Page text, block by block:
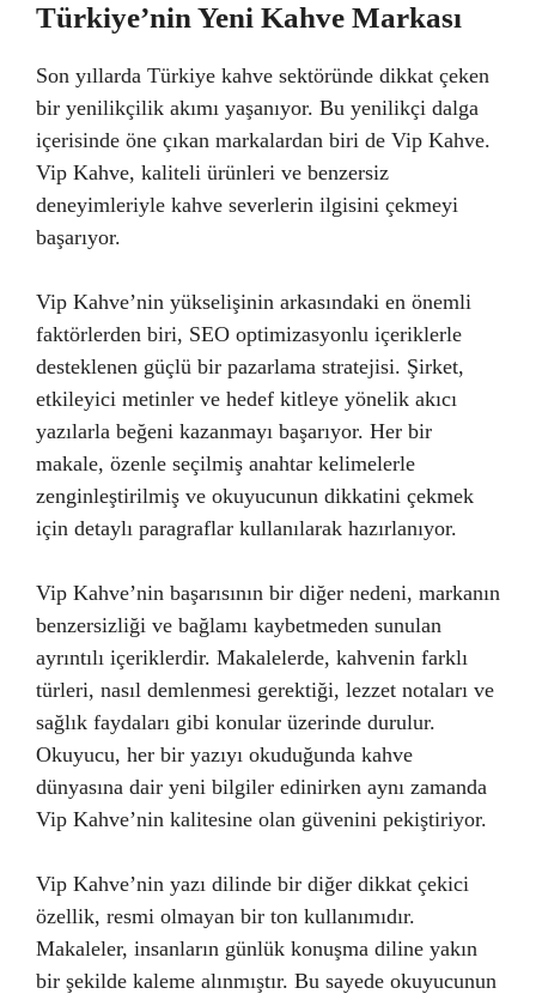
Türkiye’nin Yeni Kahve Markası
Son yıllarda Türkiye kahve sektöründe dikkat çeken
bir yenilikçilik akımı yaşanıyor. Bu yenilikçi dalga
içerisinde öne çıkan markalardan biri de Vip Kahve.
Vip Kahve, kaliteli ürünleri ve benzersiz
deneyimleriyle kahve severlerin ilgisini çekmeyi
başarıyor.
Vip Kahve’nin yükselişinin arkasındaki en önemli
faktörlerden biri, SEO optimizasyonlu içeriklerle
desteklenen güçlü bir pazarlama stratejisi. Şirket,
etkileyici metinler ve hedef kitleye yönelik akıcı
yazılarla beğeni kazanmayı başarıyor. Her bir
makale, özenle seçilmiş anahtar kelimelerle
zenginleştirilmiş ve okuyucunun dikkatini çekmek
için detaylı paragraflar kullanılarak hazırlanıyor.
Vip Kahve’nin başarısının bir diğer nedeni, markanın
benzersizliği ve bağlamı kaybetmeden sunulan
ayrıntılı içeriklerdir. Makalelerde, kahvenin farklı
türleri, nasıl demlenmesi gerektiği, lezzet notaları ve
sağlık faydaları gibi konular üzerinde durulur.
Okuyucu, her bir yazıyı okuduğunda kahve
dünyasına dair yeni bilgiler edinirken aynı zamanda
Vip Kahve’nin kalitesine olan güvenini pekiştiriyor.
Vip Kahve’nin yazı dilinde bir diğer dikkat çekici
özellik, resmi olmayan bir ton kullanımıdır.
Makaleler, insanların günlük konuşma diline yakın
bir şekilde kaleme alınmıştır. Bu sayede okuyucunun